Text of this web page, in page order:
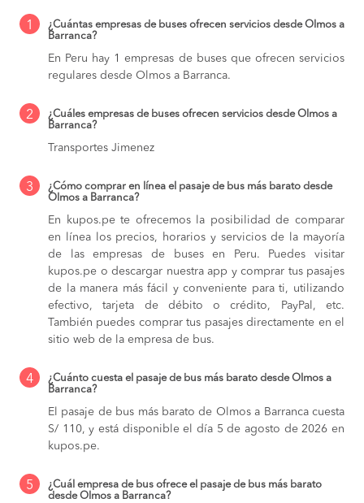
1
¿Cuántas empresas de buses ofrecen servicios desde Olmos a
Barranca?
En Peru hay 1 empresas de buses que ofrecen servicios
regulares desde Olmos a Barranca.
2
¿Cuáles empresas de buses ofrecen servicios desde Olmos a
Barranca?
Transportes Jimenez
3
¿Cómo comprar en línea el pasaje de bus más barato desde
Olmos a Barranca?
En kupos.pe te ofrecemos la posibilidad de comparar
en línea los precios, horarios y servicios de la mayoría
de las empresas de buses en Peru. Puedes visitar
kupos.pe o descargar nuestra app y comprar tus pasajes
de la manera más fácil y conveniente para ti, utilizando
efectivo, tarjeta de débito o crédito, PayPal, etc.
También puedes comprar tus pasajes directamente en el
sitio web de la empresa de bus.
4
¿Cuánto cuesta el pasaje de bus más barato desde Olmos a
Barranca?
El pasaje de bus más barato de Olmos a Barranca cuesta
S/ 110, y está disponible el día 5 de agosto de 2026 en
kupos.pe.
5
¿Cuál empresa de bus ofrece el pasaje de bus más barato
desde Olmos a Barranca?